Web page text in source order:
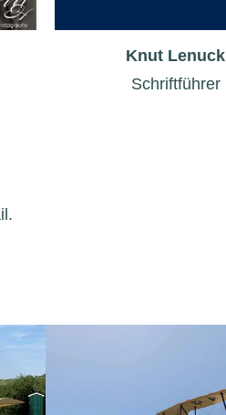
Knut Lenuck
Schriftführer